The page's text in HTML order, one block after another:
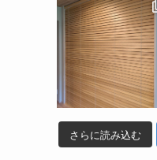
さらに読み込む